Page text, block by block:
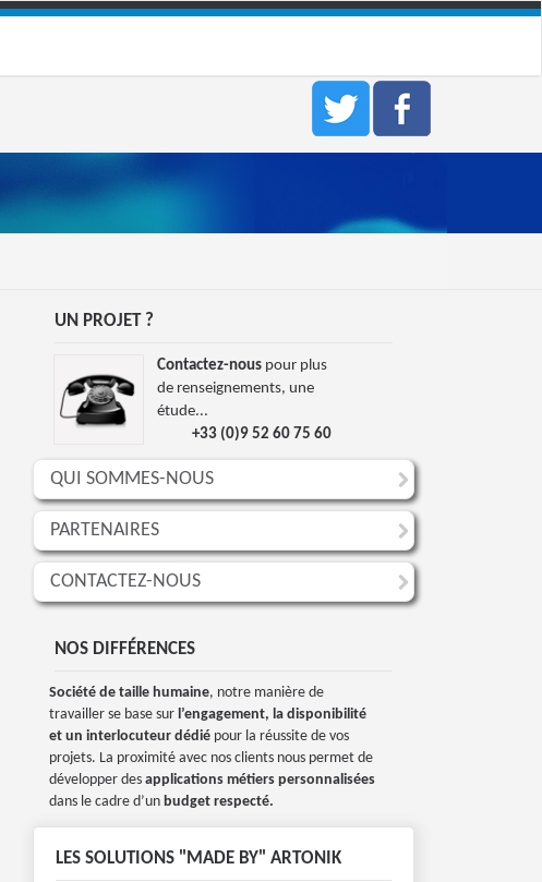
UN PROJET ?
Contactez-nous pour plus
de renseignements, une
étude...
+33 (0)9 52 60 75 60
QUI SOMMES-NOUS
PARTENAIRES
CONTACTEZ-NOUS
NOS DIFFÉRENCES
Société de taille humaine, notre manière de
travailler se base sur l’engagement, la disponibilité
et un interlocuteur dédié pour la réussite de vos
projets. La proximité avec nos clients nous permet de
développer des applications métiers personnalisées
dans le cadre d’un budget respecté.
LES SOLUTIONS "MADE BY" ARTONIK